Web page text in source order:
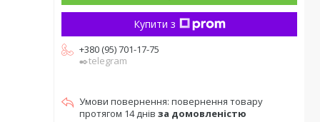
Купити з
+380 (95) 701-17-75
✒️telegram
повернення товару
протягом 14 днів за домовленістю